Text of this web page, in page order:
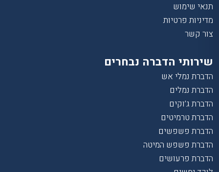
תנאי שימוש
מדיניות פרטיות
צור קשר
שירותי הדברה נבחרים
הדברת נמלי אש
הדברת נמלים
הדברת ג’וקים
הדברת טרמיטים
הדברת פשפשים
הדברת פשפש המיטה
הדברת פרעושים